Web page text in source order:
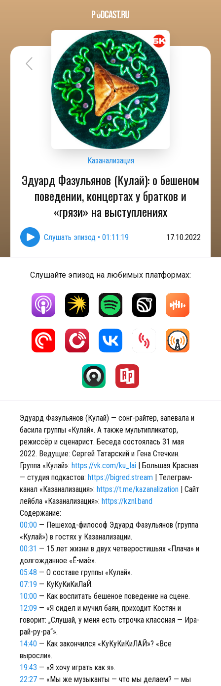
Казанализация
Эдуард Фазульянов (Кулай): о бешеном
поведении, концертах у братков и
«грязи» на выступлениях
Слушать эпизод • 01:11:19 17.10.2022
Слушайте эпизод на любимых платформах:
Эдуард Фазульянов (Кулай) — сонг-райтер, запевала и
басила группы «Кулай». А также мультипликатор,
режиссёр и сценарист. Беседа состоялась 31 мая
2022. Ведущие: Сергей Татарский и Гена Стечкин.
Группа «Кулай»: https://vk.com/ku_lai | Большая Красная
— cтудия подкастов: https://bigred.stream | Телеграм-
канал «Казанализация»: https://t.me/kazanalization | Сайт
лейбла «Казанализация»: https://kznl.band
Содержание:
00:00 — Пешеход-философ Эдуард Фазульянов (группа
«Кулай») в гостях у Казанализации.
00:31 — 15 лет жизни в двух четверостишьях «Плача» и
долгожданное «Ё-маё».
05:48 — О составе группы «Кулай».
07:19 — КуКуКиКиЛаЙ.
10:00 — Как воспитать бешеное поведение на сцене.
12:09 — «Я сидел и мучил баян, приходит Костян и
говорит: „Слушай, у меня есть строчка классная — Ира-
рай-ру-ра“».
14:40 — Как закончился «КуКуКиКиЛАЙ»? «Все
выросли».
19:43 — «Я хочу играть как я».
22:27 — «Мы же музыканты — что мы делаем? — мы